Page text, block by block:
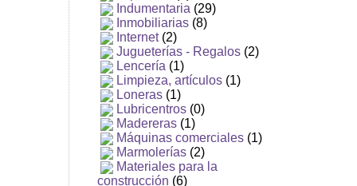
Indumentaria (29)
Inmobiliarias (8)
Internet(2)
Jugueterías - Regalos (2)
Lencería (1)
Limpieza, artículos (1)
Loneras (1)
Lubricentros (0)
Madereras (1)
Máquinas comerciales (1)
Marmolerías (2)
Materiales para la
construcción (6)